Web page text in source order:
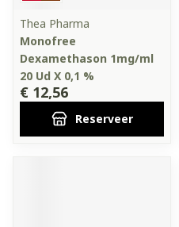
Thea Pharma
Monofree
Dexamethason 1mg/ml
20 Ud X 0,1 %
€ 12,56
Reserveer